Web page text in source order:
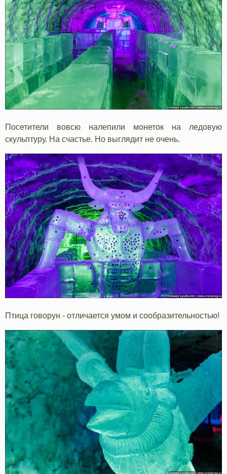
Посетители вовсю налепили монеток на ледовую
скульптуру. На счастье. Но выглядит не очень.
Птица говорун - отличается умом и сообразительностью!